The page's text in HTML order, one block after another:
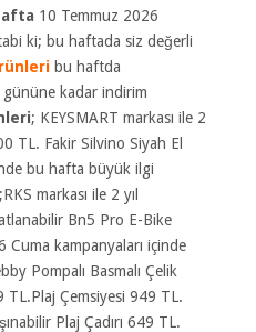
10 Temmuz 2026
ki; bu haftada siz değerli
bu haftda
gününe kadar indirim
; KEYSMART markası ile 2
TL. Fakir Silvino Siyah El
bu hafta büyük ilgi
markası ile 2 yıl
Bn5 Pro E-Bike
kampanyaları içinde
Pompalı Basmalı Çelik
Çemsiyesi 949 TL.
Plaj Çadırı 649 TL.